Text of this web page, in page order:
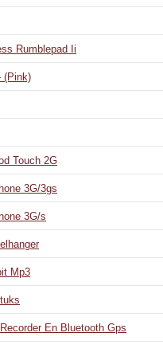
Rumblepad Ii
(Pink)
Touch 2G
3G/3gs
3G/s
Mp3
En Bluetooth Gps